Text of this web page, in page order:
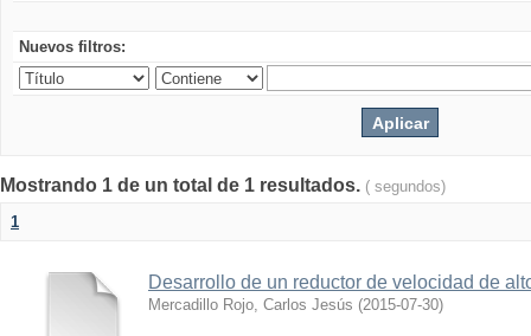
Nuevos filtros:
Mostrando 1 de un total de 1 resultados. ( segundos)
1
Desarrollo de un reductor de velocidad de
Mercadillo Rojo, Carlos Jesús (2015-07-30)